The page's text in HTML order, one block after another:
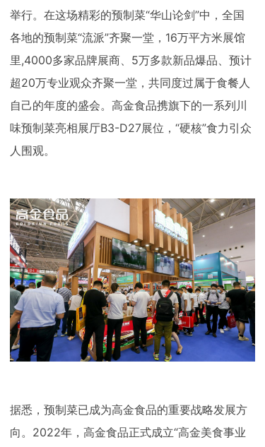
举行。在这场精彩的预制菜“华山论剑”中，全国
各地的预制菜“流派”齐聚一堂，16万平方米展馆
里,4000多家品牌展商、5万多款新品爆品、预计
超20万专业观众齐聚一堂，共同度过属于食餐人
自己的年度的盛会。高金食品携旗下的一系列川
味预制菜亮相展厅B3-D27展位，“硬核”食力引众
人围观。
据悉，预制菜已成为高金食品的重要战略发展方
向。2022年，高金食品正式成立“高金美食事业